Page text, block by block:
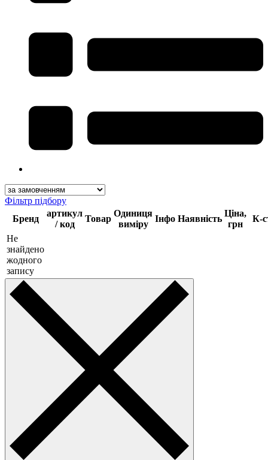
Фільтр підбору
Бренд
артикул
/ код
Товар
Одиниця
виміру
Інфо Наявність
Ціна,
грн
К-
Не
знайдено
жодного
запису